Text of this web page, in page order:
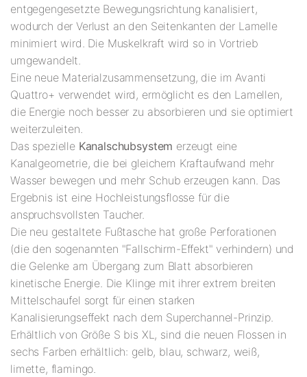
entgegengesetzte Bewegungsrichtung kanalisiert,
wodurch der Verlust an den Seitenkanten der Lamelle
minimiert wird. Die Muskelkraft wird so in Vortrieb
umgewandelt.
Eine neue Materialzusammensetzung, die im Avanti
Quattro+ verwendet wird, ermöglicht es den Lamellen,
die Energie noch besser zu absorbieren und sie optimiert
weiterzuleiten.
Das spezielle Kanalschubsystem erzeugt eine
Kanalgeometrie, die bei gleichem Kraftaufwand mehr
Wasser bewegen und mehr Schub erzeugen kann. Das
Ergebnis ist eine Hochleistungsflosse für die
anspruchsvollsten Taucher.
Die neu gestaltete Fußtasche hat große Perforationen
(die den sogenannten "Fallschirm-Effekt" verhindern) und
die Gelenke am Übergang zum Blatt absorbieren
kinetische Energie. Die Klinge mit ihrer extrem breiten
Mittelschaufel sorgt für einen starken
Kanalisierungseffekt nach dem Superchannel-Prinzip.
Erhältlich von Größe S bis XL, sind die neuen Flossen in
sechs Farben erhältlich: gelb, blau, schwarz, weiß,
limette, flamingo.